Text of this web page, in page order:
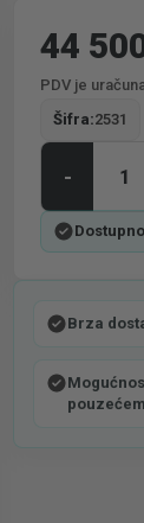
44
PDV je
Šifra:2531
-
Brza
pouzećem